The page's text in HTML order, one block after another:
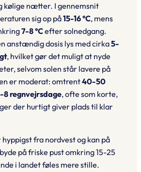
kølige nætter. I gennemsnit
sig op på15-16 °C, mens
7-8 °Cefter solnedgang.
anstændig dosis lys med cirka5-
, hvilket gør det muligt at nyde
selvom solen står lavere på
er moderat: omtrent40-50
8 regnvejrsdage, ofte som korte,
der hurtigt giver plads til klar
fra nordvest og kan på
på friske pust omkring15-25
i landet føles mere stille.